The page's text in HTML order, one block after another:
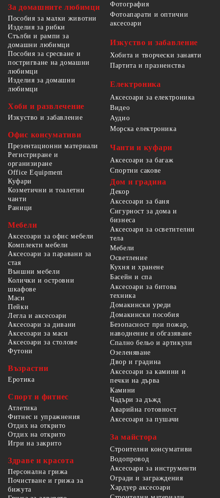
За домашните любимци
Пособия за малки животни
Изделия за рибки
Стълби и рампи за
домашни любимци
Пособия за сресване и
постригване на домашни
любимци
Изделия за домашни
любимци
Хоби и развлечение
Изкуство и забавление
Офис консумативи
Презентационни материали
Регистриране и
организиране
Office Equipment
Фотография
Фотоапарати и оптични
аксесоари
Изкуство и забавление
Хобита и творчески занаяти
Партита и празненства
Електроника
Аксесоари за електроника
Видео
Аудио
Морска електроника
Чанти и куфари
Аксесоари за багаж
Спортни сакове
Куфари
Козметични и тоалетни
чанти
Раници
Мебели
Аксесоари за офис мебели
Комплекти мебели
Аксесоари за паравани за
стая
Външни мебели
Колички и островни
шкафове
Маси
Пейки
Легла и аксесоари
Аксесоари за дивани
Аксесоари за маси
Аксесоари за столове
Футони
Възрастни
Еротика
Спорт и фитнес
Атлетика
Фитнес и упражнения
Отдих на открито
Отдих на открито
Игри на закрито
Здраве и красота
Персонална грижа
Почистване и грижа за
бижута
Дом и градина
Декор
Аксесоари за баня
Сигурност за дома и
бизнеса
Аксесоари за осветителни
тела
Мебели
Осветление
Кухня и хранене
Басейн и спа
Аксесоари за битова
техника
Домакински уреди
Домакински пособия
Безопасност при пожар,
наводнение и обгазяване
Спално бельо и артикули
Озеленяване
Двор и градина
Аксесоари за камини и
печки на дърва
Камини
Чадъри за дъжд
Аварийна готовност
Аксесоари за пушачи
За майстора
Строителни консумативи
Водопровод
Аксесоари за инструменти
Огради и заграждения
Хардуер аксесоари